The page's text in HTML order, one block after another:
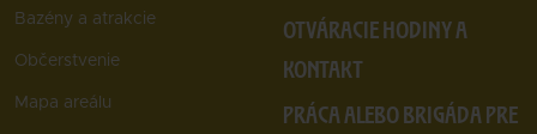
Bazény a atrakcie
Občerstvenie
Mapa areálu
OTVÁRACIE HODINY A
KONTAKT
PRÁCA ALEBO BRIGÁDA PRE